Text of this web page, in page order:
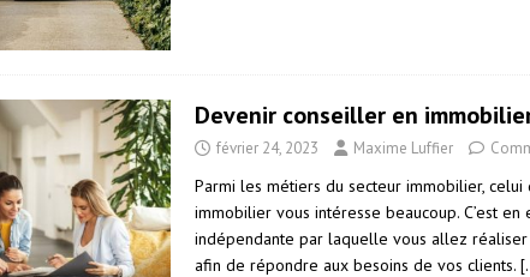
Devenir conseiller en
février 24, 2023 Maxime Luffier
Parmi les métiers du secteur immobilier,
immobilier vous intéresse beaucoup. C’est
indépendante par laquelle vous allez
afin de répondre aux besoins de vos clients.